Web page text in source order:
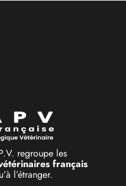
regroupe les
français
l’étranger.